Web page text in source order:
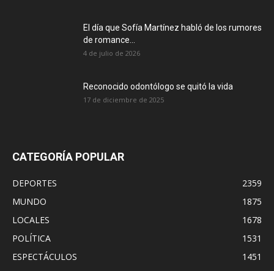
El día que Sofía Martínez habló de los rumores
de romance...
4 de julio de 2026
Reconocido odontólogo se quitó la vida
17 de diciembre de 2025
CATEGORÍA POPULAR
DEPORTES
2359
MUNDO
1875
LOCALES
1678
POLÍTICA
1531
ESPECTÁCULOS
1451